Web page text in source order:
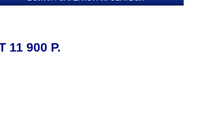
900 Р.